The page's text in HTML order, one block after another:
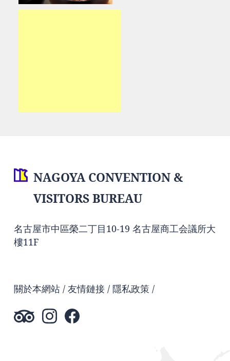
NAGOYA CONVENTION &
VISITORS BUREAU
名古屋市中區榮二丁目10-19 名古屋商工会議所大
樓11F
關於本網站 友情鏈接 隱私政策